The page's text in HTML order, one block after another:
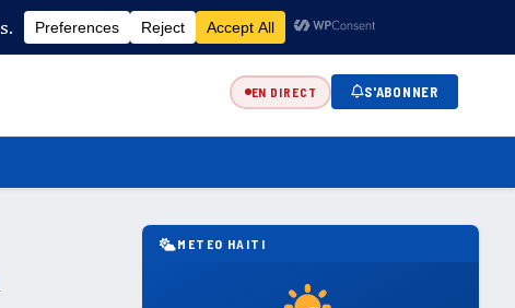
FR EN ES KR
EN DIRECT S'ABONNER
METEO HAITI